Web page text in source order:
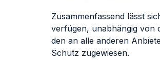
Zusammenfassend lässt
verfügen, unabhängig von
den an alle anderen
Schutz zugewiesen.